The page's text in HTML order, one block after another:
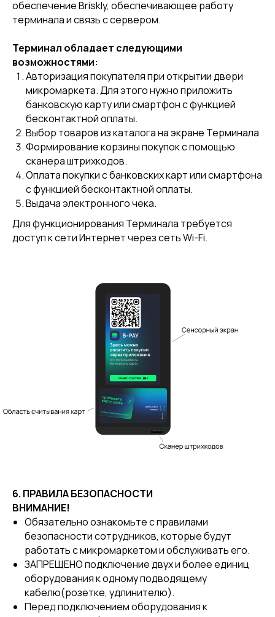
обеспечение Briskly, обеспечивающее работу
терминала и связь с сервером.
Терминал обладает следующими
возможностями:
Авторизация покупателя при открытии двери
микромаркета. Для этого нужно приложить
банковскую карту или смартфон с функцией
бесконтактной оплаты.
Выбор товаров из каталога на экране Терминала
Формирование корзины покупок с помощью
сканера штрихкодов.
Оплата покупки с банковских карт или смартфона
с функцией бесконтактной оплаты.
Выдача электронного чека.
Для функционирования Терминала требуется
доступ к сети Интернет через сеть Wi-Fi.
6. ПРАВИЛА БЕЗОПАСНОСТИ
ВНИМАНИЕ!
Обязательно ознакомьте с правилами
безопасности сотрудников, которые будут
работать с микромаркетом и обслуживать его.
ЗАПРЕЩЕНО подключение двух и более единиц
оборудования к одному подводящему
кабелю(розетке, удлинителю).
Перед подключением оборудования к